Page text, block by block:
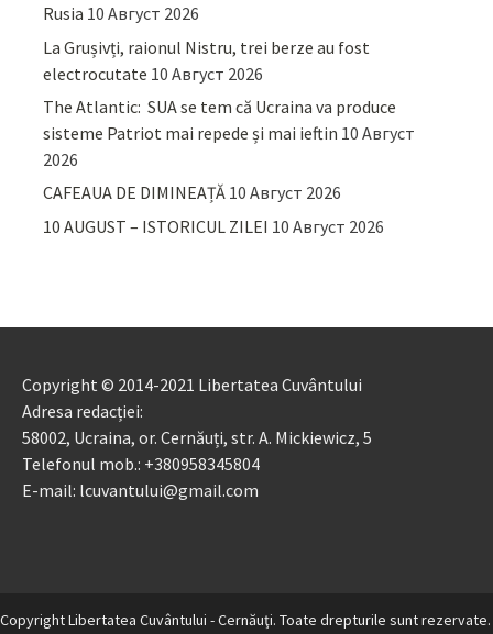
Rusia 10 Август 2026
La Grușivți, raionul Nistru, trei berze au fost
electrocutate 10 Август 2026
The Atlantic: SUA se tem că Ucraina va produce
sisteme Patriot mai repede și mai ieftin 10 Август
2026
CAFEAUA DE DIMINEAȚĂ 10 Август 2026
10 AUGUST – ISTORICUL ZILEI 10 Август 2026
Copyright © 2014-2021 Libertatea Cuvântului
Adresa redacției:
58002, Ucraina, or. Cernăuți, str. A. Mickiewicz, 5
Telefonul mob.: +380958345804
E-mail: lcuvantului@gmail.com
Copyright Libertatea Cuvântului - Cernăuţi. Toate drepturile sunt rezervate.